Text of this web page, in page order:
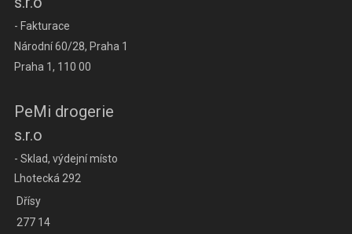
- Fakturace
Národní 60/28, Praha 1
Praha 1, 110 00
PeMi drogerie
s.r.o
- Sklad, výdejní místo
Lhotecká 292
Dřísy
277 14